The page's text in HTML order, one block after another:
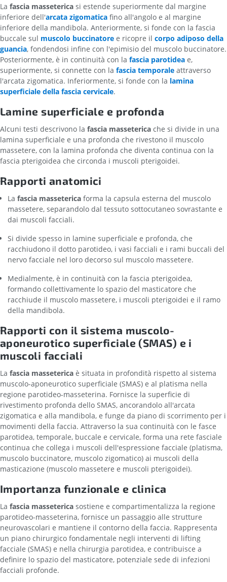
La fascia masseterica si estende superiormente dal margine
inferiore dell'arcata zigomatica fino all'angolo e al margine
inferiore della mandibola. Anteriormente, si fonde con la fascia
buccale sul muscolo buccinatore e ricopre il corpo adiposo della
guancia, fondendosi infine con l'epimisio del muscolo buccinatore.
Posteriormente, è in continuità con la fascia parotidea e,
superiormente, si connette con la fascia temporale attraverso
l'arcata zigomatica. Inferiormente, si fonde con la lamina
superficiale della fascia cervicale.
Lamine superficiale e profonda
Alcuni testi descrivono la fascia masseterica che si divide in una
lamina superficiale e una profonda che rivestono il muscolo
massetere, con la lamina profonda che diventa continua con la
fascia pterigoidea che circonda i muscoli pterigoidei.
Rapporti anatomici
La fascia masseterica forma la capsula esterna del muscolo
massetere, separandolo dal tessuto sottocutaneo sovrastante e
dai muscoli facciali.
Si divide spesso in lamine superficiale e profonda, che
racchiudono il dotto parotideo, i vasi facciali e i rami buccali del
nervo facciale nel loro decorso sul muscolo massetere.
Medialmente, è in continuità con la fascia pterigoidea,
formando collettivamente lo spazio del masticatore che
racchiude il muscolo massetere, i muscoli pterigoidei e il ramo
della mandibola.
Rapporti con il sistema muscolo-
aponeurotico superficiale (SMAS) e i
muscoli facciali
La fascia masseterica è situata in profondità rispetto al sistema
muscolo-aponeurotico superficiale (SMAS) e al platisma nella
regione parotideo-masseterina. Fornisce la superficie di
rivestimento profonda dello SMAS, ancorandolo all'arcata
zigomatica e alla mandibola, e funge da piano di scorrimento per i
movimenti della faccia. Attraverso la sua continuità con le fasce
parotidea, temporale, buccale e cervicale, forma una rete fasciale
continua che collega i muscoli dell'espressione facciale (platisma,
muscolo buccinatore, muscolo zigomatico) ai muscoli della
masticazione (muscolo massetere e muscoli pterigoidei).
Importanza funzionale e clinica
La fascia masseterica sostiene e compartimentalizza la regione
parotideo-masseterina, fornisce un passaggio alle strutture
neurovascolari e mantiene il contorno della faccia. Rappresenta
un piano chirurgico fondamentale negli interventi di lifting
facciale (SMAS) e nella chirurgia parotidea, e contribuisce a
definire lo spazio del masticatore, potenziale sede di infezioni
facciali profonde.